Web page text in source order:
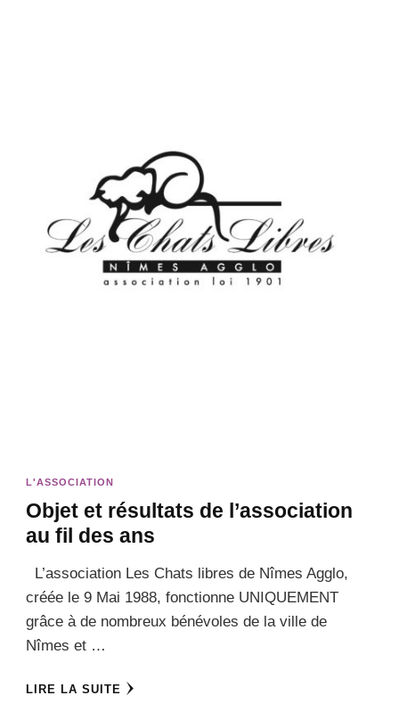
L'ASSOCIATION
Objet et résultats de l’association
au fil des ans
L’association Les Chats libres de Nîmes Agglo,
créée le 9 Mai 1988, fonctionne UNIQUEMENT
grâce à de nombreux bénévoles de la ville de
Nîmes et …
LIRE LA SUITE